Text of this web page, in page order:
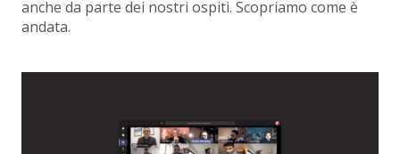
anche da parte dei nostri ospiti. Scopriamo come è
andata.